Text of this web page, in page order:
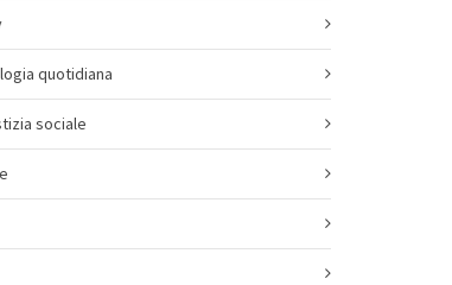
quotidiana
sociale